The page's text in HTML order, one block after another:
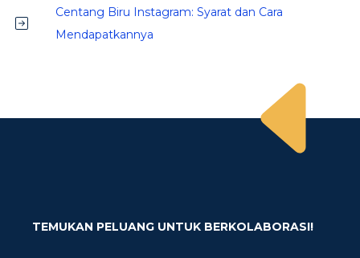
Centang Biru Instagram: Syarat dan Cara
Mendapatkannya
TEMUKAN PELUANG UNTUK BERKOLABORASI!